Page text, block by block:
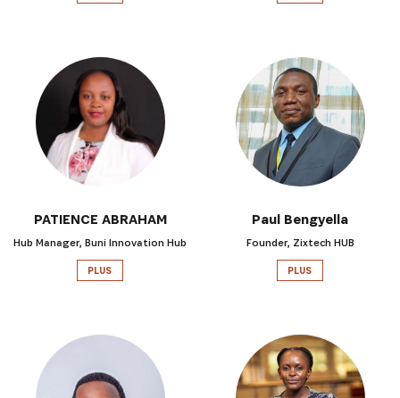
PATIENCE ABRAHAM
Hub Manager, Buni Innovation Hub
PLUS
Paul Bengyella
Founder, Zixtech HUB
PLUS